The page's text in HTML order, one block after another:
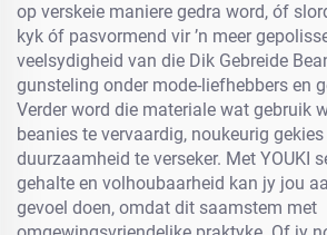
op verskeie maniere gedra word, óf
kyk óf pasvormend vir ’n meer
veelsydigheid van die Dik Gebreide
gunsteling onder mode-liefhebbers en
Verder word die materiale wat gebruik
beanies te vervaardig, noukeurig
duurzaamheid te verseker. Met YOUKI
gehalte en volhoubaarheid kan jy jou
gevoel doen, omdat dit saamstem met